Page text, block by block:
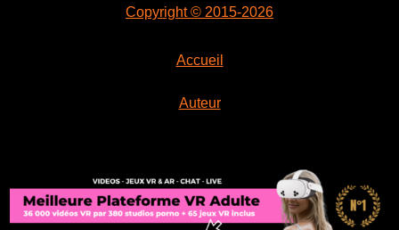
Copyright © 2015-2026
Accueil
Auteur